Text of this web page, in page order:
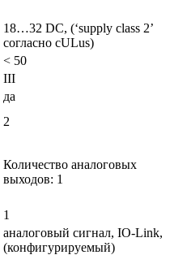
18…32 DC, (‘supply class 2’
согласно cULus)
< 50
III
да
2
Количество аналоговых
выходов: 1
1
аналоговый сигнал, IO-Link,
(конфигурируемый)